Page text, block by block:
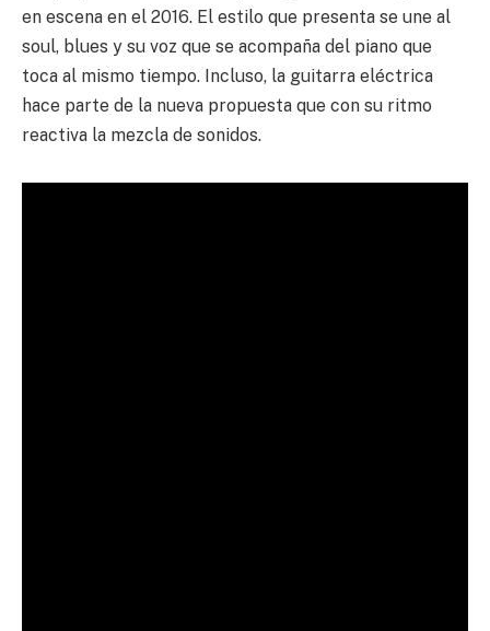
en escena en el 2016. El estilo que presenta se une al
soul, blues y su voz que se acompaña del piano que
toca al mismo tiempo. Incluso, la guitarra eléctrica
hace parte de la nueva propuesta que con su ritmo
reactiva la mezcla de sonidos.